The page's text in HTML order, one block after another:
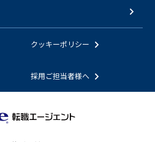
クッキーポリシー
採用ご担当者様へ